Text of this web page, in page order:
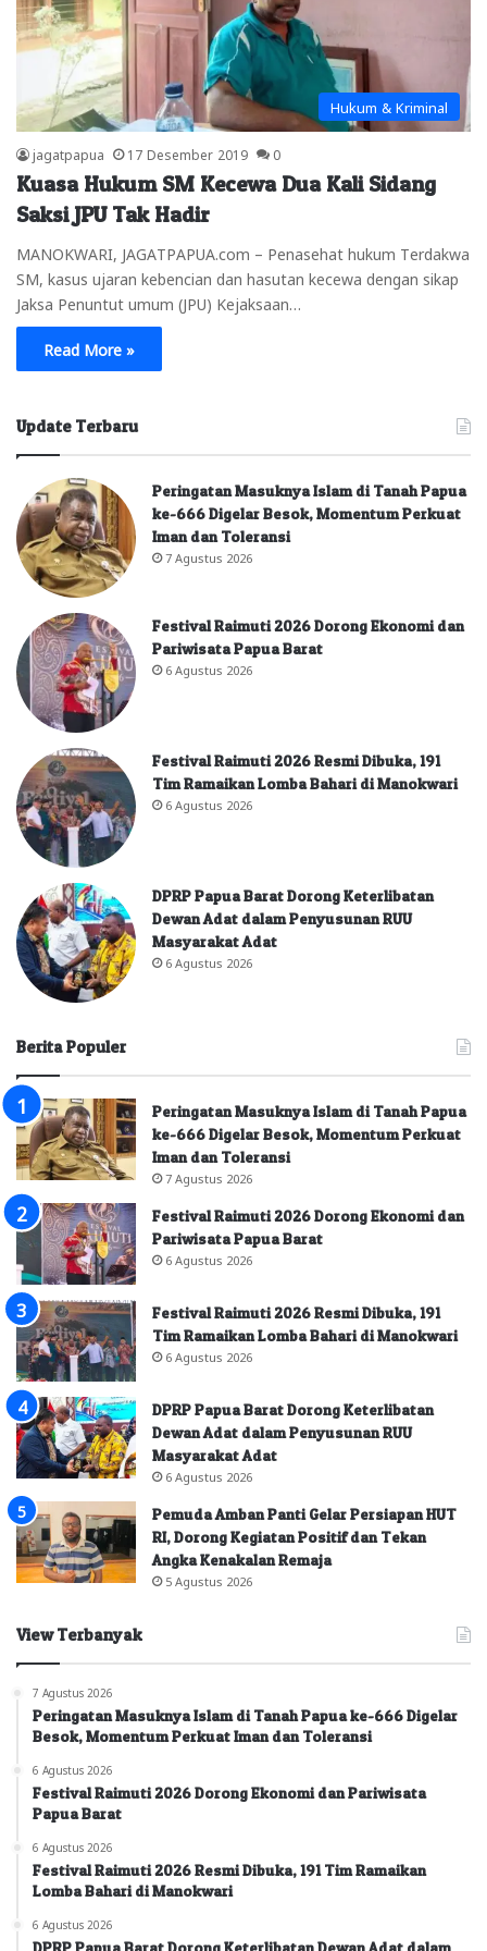
Hukum & Kriminal
jagatpapua 17 Desember 2019 0
Kuasa Hukum SM Kecewa Dua Kali Sidang
Saksi JPU Tak Hadir
MANOKWARI, JAGATPAPUA.com – Penasehat hukum Terdakwa
SM, kasus ujaran kebencian dan hasutan kecewa dengan sikap
Jaksa Penuntut umum (JPU) Kejaksaan…
Read More »
Update Terbaru
Peringatan Masuknya Islam di Tanah Papua
ke-666 Digelar Besok, Momentum Perkuat
Iman dan Toleransi
7 Agustus 2026
Festival Raimuti 2026 Dorong Ekonomi dan
Pariwisata Papua Barat
6 Agustus 2026
Festival Raimuti 2026 Resmi Dibuka, 191
Tim Ramaikan Lomba Bahari di Manokwari
6 Agustus 2026
DPRP Papua Barat Dorong Keterlibatan
Dewan Adat dalam Penyusunan RUU
Masyarakat Adat
6 Agustus 2026
Berita Populer
Peringatan Masuknya Islam di Tanah Papua
ke-666 Digelar Besok, Momentum Perkuat
Iman dan Toleransi
7 Agustus 2026
Festival Raimuti 2026 Dorong Ekonomi dan
Pariwisata Papua Barat
6 Agustus 2026
Festival Raimuti 2026 Resmi Dibuka, 191
Tim Ramaikan Lomba Bahari di Manokwari
6 Agustus 2026
DPRP Papua Barat Dorong Keterlibatan
Dewan Adat dalam Penyusunan RUU
Masyarakat Adat
6 Agustus 2026
Pemuda Amban Panti Gelar Persiapan HUT
RI, Dorong Kegiatan Positif dan Tekan
Angka Kenakalan Remaja
5 Agustus 2026
View Terbanyak
7 Agustus 2026
Peringatan Masuknya Islam di Tanah Papua ke-666 Digelar
Besok, Momentum Perkuat Iman dan Toleransi
6 Agustus 2026
Festival Raimuti 2026 Dorong Ekonomi dan Pariwisata
Papua Barat
6 Agustus 2026
Festival Raimuti 2026 Resmi Dibuka, 191 Tim Ramaikan
Lomba Bahari di Manokwari
6 Agustus 2026